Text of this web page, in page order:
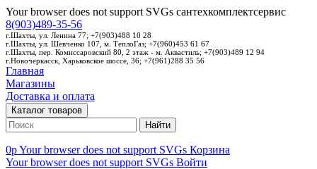
Your browser does not support SVGs сантехкомплектсервис
8(903)489-35-56
г.Шахты, ул. Ленина 77; +7(903)488 10 28
г.Шахты, ул. Шевченко 107, м. ТеплоГаз; +7(960)453 61 67
г.Шахты, пер. Комиссаровский 80, 2 этаж - м. Аквастиль; +7(903)489 12 94
г.Новочеркасск, Харьковское шоссе, 36; +7(961)288 35 56
Главная
Магазины
Доставка и оплата
Каталог товаров
Найти
0pYour browser does not support SVGs Корзина
Your browser does not support SVGs Войти